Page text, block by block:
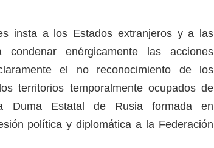
insta a los Estados extranjeros y a las
condenar enérgicamente las acciones
el no reconocimiento de los
territorios temporalmente ocupados de
Duma Estatal de Rusia formada en
política y diplomática a la Federación